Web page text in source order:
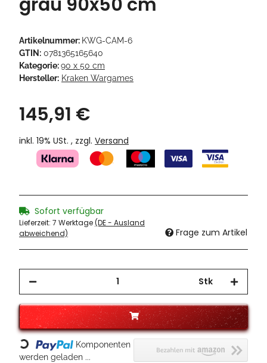
Artikelnummer: KWG-CAM-6
GTIN: 0781365165640
Kategorie:90 x 50 cm
Hersteller: Kraken Wargames
145,91 €
inkl. 19% USt. , zzgl. Versand
Sofort verfügbar
Lieferzeit: 7 Werktage(DE - Ausland
abweichend)
Frage zum Artikel
Stk
Loading...
Komponenten
werden geladen ...